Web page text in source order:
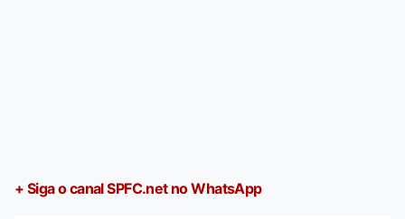
+ Siga o canal SPFC.net no WhatsApp